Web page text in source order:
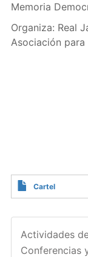
Memoria
Organiza: Real
Asociación para
Cartel
Actividades
Conferencias